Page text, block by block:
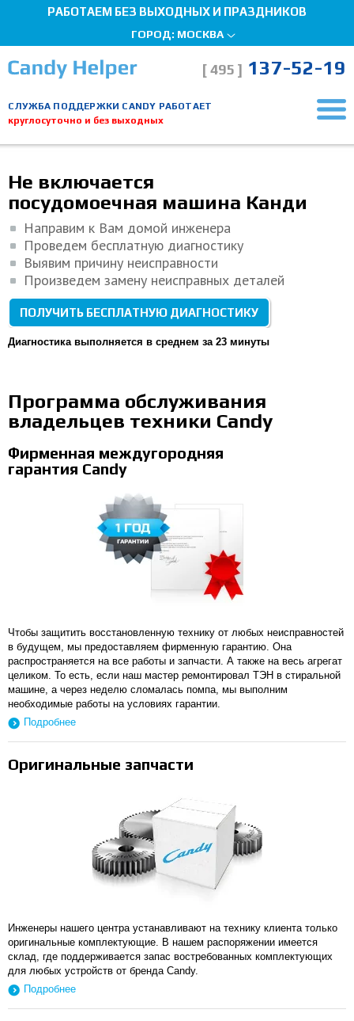
РАБОТАЕМ БЕЗ ВЫХОДНЫХ И ПРАЗДНИКОВ
ГОРОД: МОСКВА
СЛУЖБА ПОДДЕРЖКИ CANDY РАБОТАЕТ
круглосуточно и без выходных
[ 495 ] 137-52-19
Не включается
посудомоечная машина Канди
Направим к Вам домой инженера
Проведем бесплатную диагностику
Выявим причину неисправности
Произведем замену неисправных деталей
ПОЛУЧИТЬ БЕСПЛАТНУЮ ДИАГНОСТИКУ
Диагностика выполняется в среднем за 23 минуты
Программа обслуживания
владельцев техники Candy
Фирменная междугородняя
гарантия Candy
Чтобы защитить восстановленную технику от любых неисправностей
в будущем, мы предоставляем фирменную гарантию. Она
распространяется на все работы и запчасти. А также на весь агрегат
целиком. То есть, если наш мастер ремонтировал ТЭН в стиральной
машине, а через неделю сломалась помпа, мы выполним
необходимые работы на условиях гарантии.
Подробнее
Оригинальные запчасти
Инженеры нашего центра устанавливают на технику клиента только
оригинальные комплектующие. В нашем распоряжении имеется
склад, где поддерживается запас востребованных комплектующих
для любых устройств от бренда Candy.
Подробнее